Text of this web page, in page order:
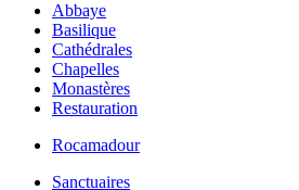
Abbaye
Basilique
Cathédrales
Chapelles
Monastères
Restauration
Rocamadour
Sanctuaires